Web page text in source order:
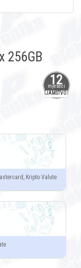
12
mjeseci
JAMSTVO
256GB
Kripto Valute